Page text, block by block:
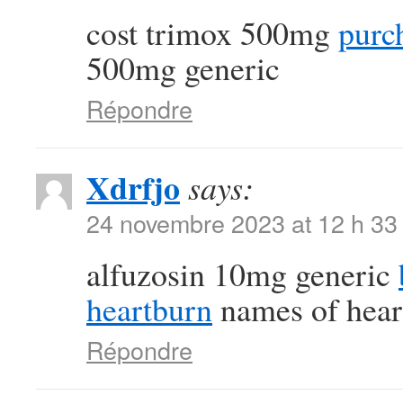
cost trimox 500mg
500mg generic
Répondre
Xdrfjo says:
24 novembre 2023 at 12 h
alfuzosin 10mg generic
heartburnnames of
Répondre